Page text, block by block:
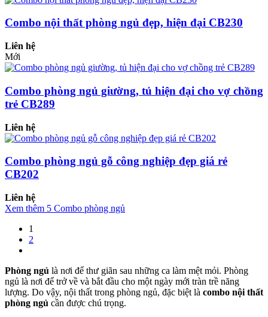
Combo nội thất phòng ngủ đẹp, hiện đại CB230
Liên hệ
Mới
Combo phòng ngủ giường, tủ hiện đại cho vợ chồng
trẻ CB289
Liên hệ
Combo phòng ngủ gỗ công nghiệp đẹp giá rẻ
CB202
Liên hệ
Xem thêm 5 Combo phòng ngủ
1
2
Phòng ngủ là nơi để thư giãn sau những ca làm mệt mỏi. Phòng
ngủ là nơi để trở về và bắt đầu cho một ngày mới tràn trề năng
lượng. Do vậy, nội thất trong phòng ngủ, đặc biệt là combo nội thất
phòng ngủ cần được chú trọng.